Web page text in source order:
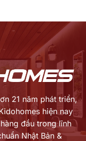
21 năm phát triển,
hiện nay
đầu trong lĩnh
Nhật Bản &